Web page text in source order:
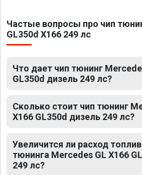
Частые вопросы про чип
GL350d X166 249 лс
Что дает чип тюнинг
GL350d дизель 249 лс?
Сколько стоит чип тюнинг
X166 GL350d дизель 249 лс?
Увеличится ли расход
тюнинга Mercedes GL X166
249 лс?